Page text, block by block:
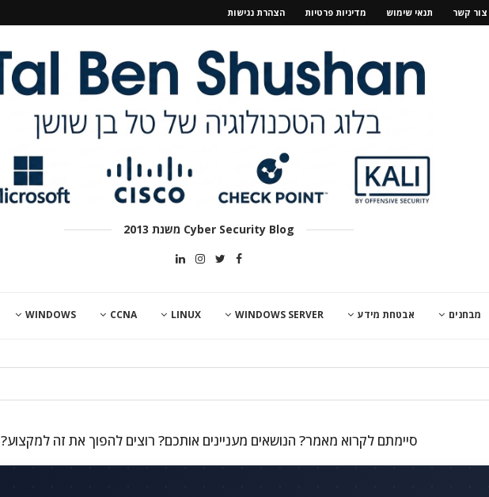
צור קשר תנאי שימוש מדיניות פרטיות הצהרת נגישות
Cyber Security Blog משנת 2013
מבחנים אבטחת מידע WINDOWS SERVER
LINUX
CCNA
WINDOWS
סיימתם לקרוא מאמר? הנושאים מעניינים אותכם? רוצים להפוך את זה למקצוע?